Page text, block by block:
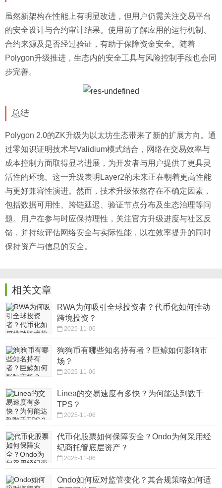
虽然新架构在性能上有明显改进，但用户仍需关注交易平台
的安全设计与合约审计结果。使用前了解应用的运行机制、
合约来源及是否经过验证，有助于保障资金安全。随着
Polygon升级推进，生态内的安全工具与风险控制手段也会同
步完善。
总结
Polygon 2.0的ZK升级为以太坊生态带来了新的扩展方向。通
过零知识证明技术与Validium模式结合，网络在交易效率与
成本控制方面取得显著进展，为开发者与用户提供了更具灵
活性的环境。这一升级表明Layer2的未来正在朝着更高性能
与更好兼容性演进。然而，技术升级依然存在不确定因素，
包括数据可用性、跨链延迟、验证节点分布及生态治理等问
题。用户在参与时应保持理性，关注官方升级进度与社区反
馈，并持续评估网络安全与实际性能，以在效率提升的同时
保持资产与信息的安全。
相关文章
RWA为何吸引全球投资者？代币化如何推动
跨境投资？
2025-11-06
狗狗币有哪些知名持有者？巨鲸如何影响市
场？
2025-11-06
Linea的交易速度有多快？为何能达到数千
TPS？
2025-11-06
代币化股票如何保障安全？Ondo为何采用经
纪商托管底层资产？
2025-11-06
Ondo如何应对监管变化？其合规策略如何适